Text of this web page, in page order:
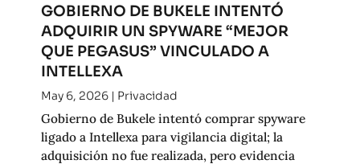
GOBIERNO DE BUKELE INTENTÓ
ADQUIRIR UN SPYWARE “MEJOR
QUE PEGASUS” VINCULADO A
INTELLEXA
May 6, 2026| Privacidad
Gobierno de Bukele intentó comprar spyware
ligado a Intellexa para vigilancia digital; la
adquisición no fue realizada, pero evidencia